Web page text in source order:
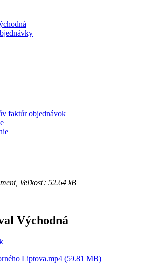
faktúr objednávok
Veľkosť: 52.64 kB
Východná
Liptova.mp4 (59.81 MB)